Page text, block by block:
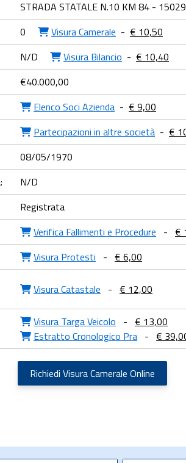
STRADA STATALE N.10 KM 84 -
0 Visura Camerale - € 10,50
N/D Visura Bilancio - € 10,40
€40.000,00
Elenco Soci Azienda - € 9,00
Partecipazioni in altre società - €
08/05/1970
N/D
Registrata
Verifica Fallimenti e Procedure - €
Visura Protesti - € 6,00
Visura Catastale - € 12,00
Visura Targa Veicolo - € 13,00
Estratto Cronologico Pra - €
Richiedi Visura Camerale Online